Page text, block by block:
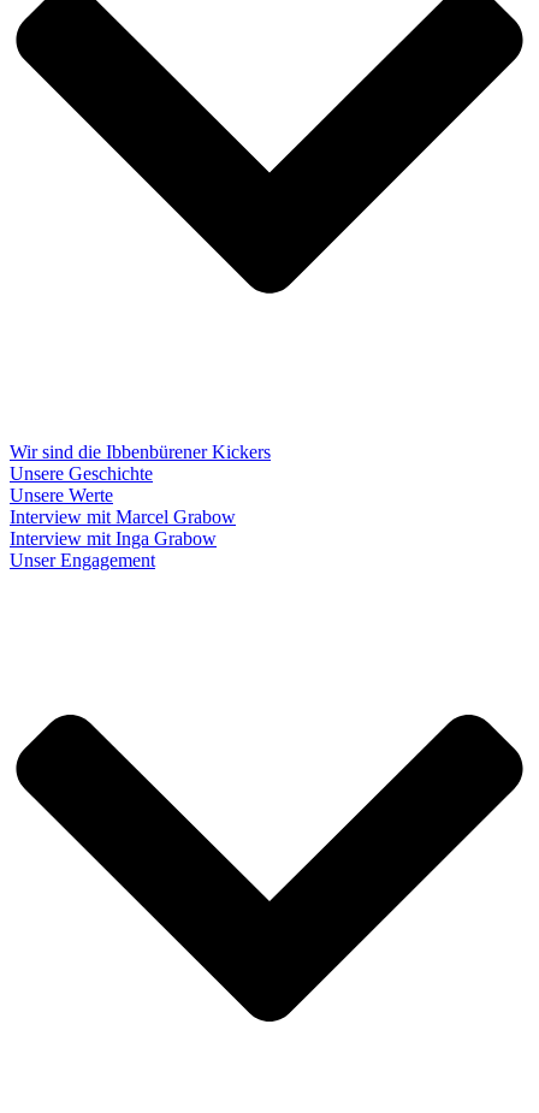
Wir sind die Ibbenbürener Kickers
Unsere Geschichte
Unsere Werte
Interview mit Marcel Grabow
Interview mit Inga Grabow
Unser Engagement